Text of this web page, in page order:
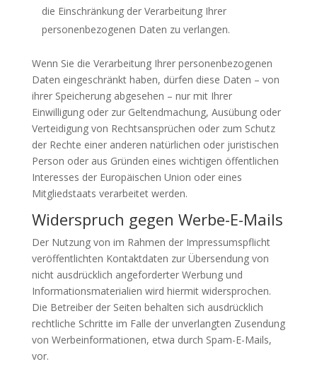
die Einschränkung der Verarbeitung Ihrer
personenbezogenen Daten zu verlangen.
Wenn Sie die Verarbeitung Ihrer personenbezogenen
Daten eingeschränkt haben, dürfen diese Daten – von
ihrer Speicherung abgesehen – nur mit Ihrer
Einwilligung oder zur Geltendmachung, Ausübung oder
Verteidigung von Rechtsansprüchen oder zum Schutz
der Rechte einer anderen natürlichen oder juristischen
Person oder aus Gründen eines wichtigen öffentlichen
Interesses der Europäischen Union oder eines
Mitgliedstaats verarbeitet werden.
Widerspruch gegen Werbe-E-Mails
Der Nutzung von im Rahmen der Impressumspflicht
veröffentlichten Kontaktdaten zur Übersendung von
nicht ausdrücklich angeforderter Werbung und
Informationsmaterialien wird hiermit widersprochen.
Die Betreiber der Seiten behalten sich ausdrücklich
rechtliche Schritte im Falle der unverlangten Zusendung
von Werbeinformationen, etwa durch Spam-E-Mails,
vor.